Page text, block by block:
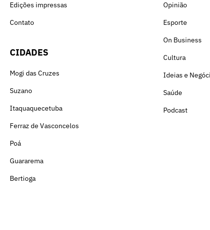
Edições impressas
Contato
CIDADES
Mogi das Cruzes
Suzano
Itaquaquecetuba
Ferraz de Vasconcelos
Poá
Guararema
Bertioga
Opinião
Esporte
On Business
Cultura
Ideias e
Saúde
Podcast